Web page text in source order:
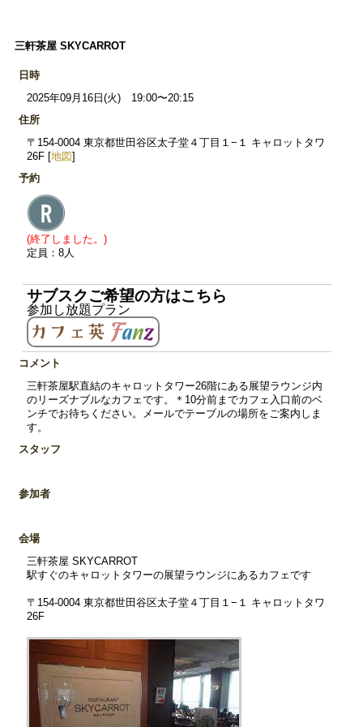
三軒茶屋 SKYCARROT
日時
2025年09月16日(火) 19:00〜20:15
住所
〒154-0004 東京都世田谷区太子堂４丁目１−１ キャロットタワ
26F [地図]
予約
(終了しました。)
定員：8人
サブスクご希望の方はこちら
参加し放題プラン
コメント
三軒茶屋駅直結のキャロットタワー26階にある展望ラウンジ内
のリーズナブルなカフェです。＊10分前までカフェ入口前のベ
ンチでお待ちください。メールでテーブルの場所をご案内しま
す。
スタッフ
参加者
会場
三軒茶屋 SKYCARROT
駅すぐのキャロットタワーの展望ラウンジにあるカフェです
〒154-0004 東京都世田谷区太子堂４丁目１−１ キャロットタワ
26F